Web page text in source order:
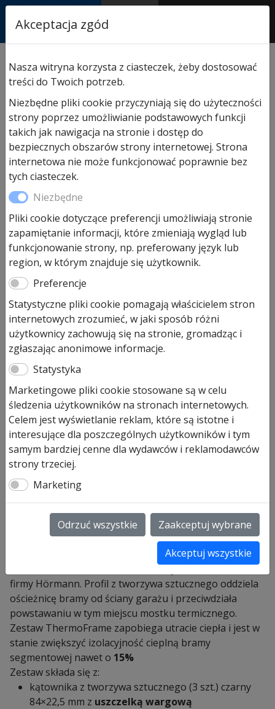
AUTORYZOWANY
PARTNER & SERWIS
Hormann/ ThermoFrame Hormann izolacja bramy
garażowej
ThermoFrame Hormann
izolacja bramy garażowej
1 055,00
ilość
ThermoFrame
Hormann
izolacja
bramy
garażowej
Dodaj do koszyka
ThermoFrame Hormann izolacja
termiczna ościeżnicy bramy.
ThermoFrame Hormann izolacja bramy to zestaw do
ocieplenia ościeżnicy bramy garażowej.
Zestaw 4 lub 5
Jeśli chcą Państwo zwiększyć dodatkowo właściwości
termoizolacyjne swojej bramy garażowej, zalecamy
zastosowanie zestawu do ościeżnicy ThermoFrame
firmy Hörmann. Profil z tworzywa sztucznego oddziela
ościeżnicę bramy od ściany garażu i przeciwdziała
powstawaniu w tym miejscu mostku termicznego.
Zestaw ThermoFrame zapobiega utracie ciepła i jest w
stanie zwiększyć izolacyjność cieplną bramy
segmentowej nawet o 15%
Zestaw składa się z:
kątownika z tworzywa sztucznego (3 szt.) czarny
84×22,5 mm z uszczelką wargową
Akceptacja zgód
Nasza witryna korzysta z ciasteczek, żeby dostosować
treści do Twoich potrzeb.
Niezbędne pliki cookie przyczyniają się do użyteczności
strony poprzez umożliwianie podstawowych funkcji
takich jak nawigacja na stronie i dostęp do
bezpiecznych obszarów strony internetowej. Strona
internetowa nie może funkcjonować poprawnie bez
tych ciasteczek.
Niezbędne
Pliki cookie dotyczące preferencji umożliwiają stronie
zapamiętanie informacji, które zmieniają wygląd lub
funkcjonowanie strony, np. preferowany język lub
region, w którym znajduje się użytkownik.
Preferencje
Statystyczne pliki cookie pomagają właścicielem stron
internetowych zrozumieć, w jaki sposób różni
użytkownicy zachowują się na stronie, gromadząc i
zgłaszając anonimowe informacje.
Statystyka
Marketingowe pliki cookie stosowane są w celu
śledzenia użytkowników na stronach internetowych.
Celem jest wyświetlanie reklam, które są istotne i
interesujące dla poszczególnych użytkowników i tym
samym bardziej cenne dla wydawców i reklamodawców
strony trzeciej.
Marketing
Odrzuć wszystkie Zaakceptuj wybrane
Akceptuj wszystkie